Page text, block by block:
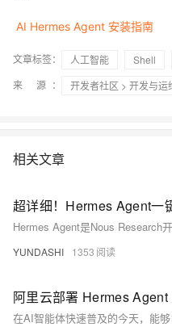
AI Hermes Agent 安装指南
文章标签： 人工智能 Shell
来 源：
开发者社区 > 开发与运
相关文章
YUNDASHI 1353